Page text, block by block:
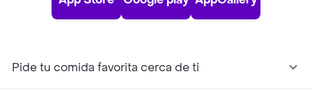
Pide tu comida favorita cerca de ti